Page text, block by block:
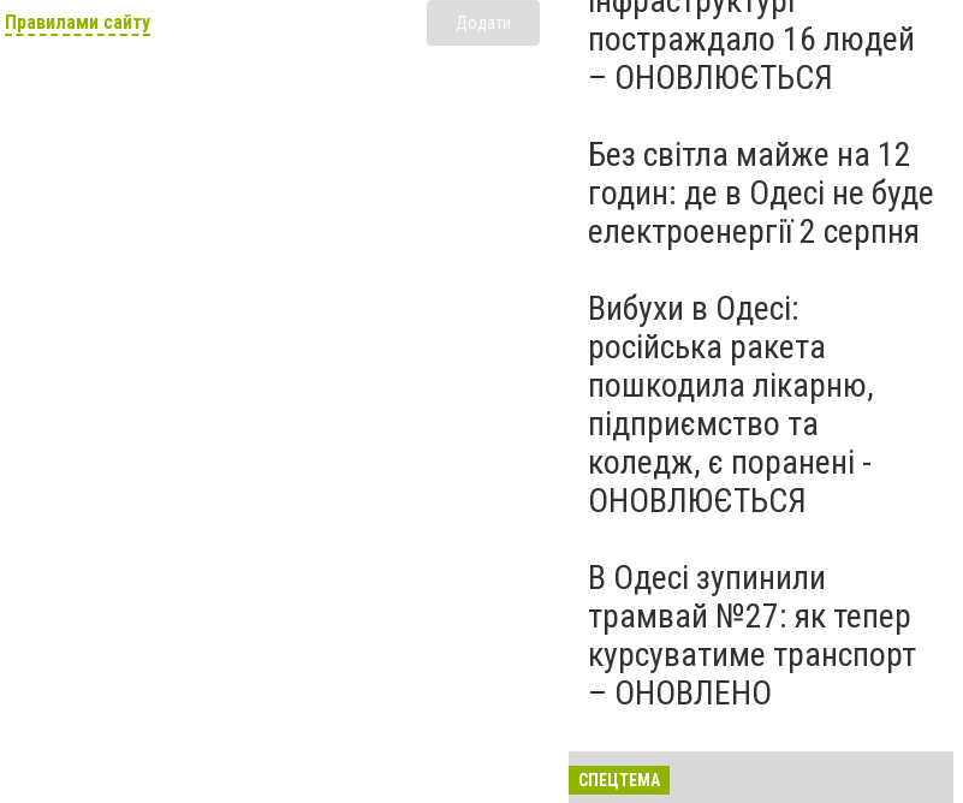
Правилами сайту Додати
постраждало 16 людей
– ОНОВЛЮЄТЬСЯ
Без світла майже на 12
годин: де в Одесі не буде
електроенергії 2 серпня
Вибухи в Одесі:
російська ракета
пошкодила лікарню,
підприємство та
коледж, є поранені -
ОНОВЛЮЄТЬСЯ
В Одесі зупинили
трамвай №27: як тепер
курсуватиме транспорт
– ОНОВЛЕНО
СПЕЦТЕМА